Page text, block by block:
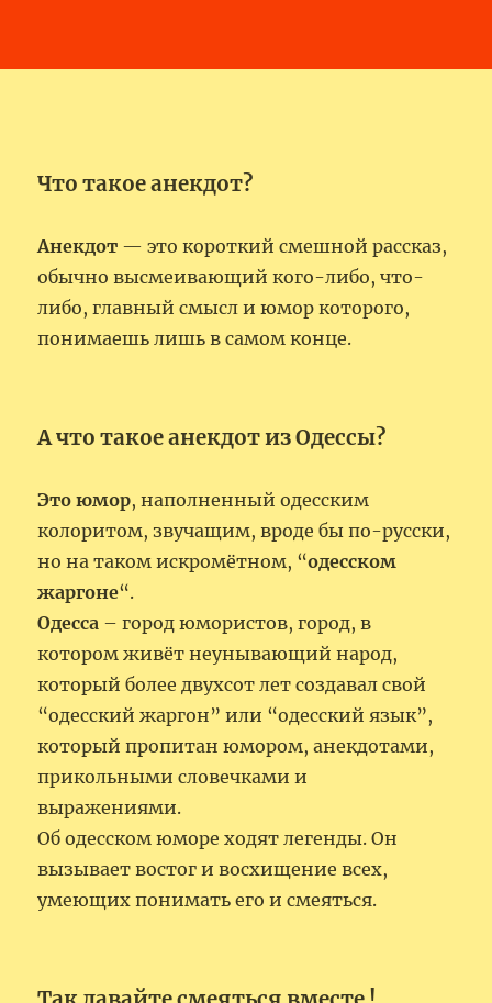
Что такое анекдот?
Анекдот — это короткий смешной рассказ,
обычно высмеивающий кого-либо, что-
либо, главный смысл и юмор которого,
понимаешь лишь в самом конце.
А что такое анекдот из Одессы?
Это юмор, наполненный одесским
колоритом, звучащим, вроде бы по-русски,
но на таком искромётном, “одесском
жаргоне“.
Одесса – город юмористов, город, в
котором живёт неунывающий народ,
который более двухсот лет создавал свой
“одесский жаргон” или “одесский язык”,
который пропитан юмором, анекдотами,
прикольными словечками и
выражениями.
Об одесском юморе ходят легенды. Он
вызывает востог и восхищение всех,
умеющих понимать его и смеяться.